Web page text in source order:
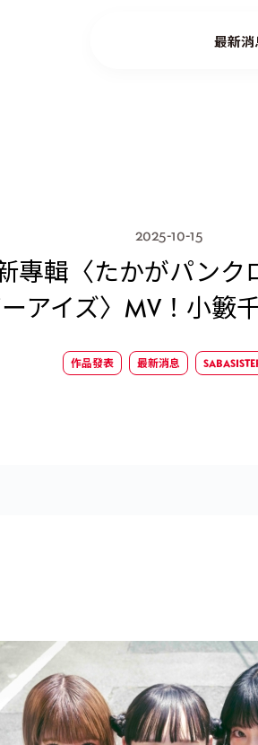
最新消
2025-10-15
新專輯〈たかがパン
アイズ〉MV！小籔
作品發表 最新消息